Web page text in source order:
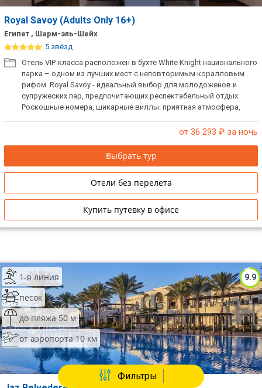
Royal Savoy (Adults Only 16+)
Египет , Шарм-эль-Шейх
5 звёзд
Отель VIP-класса расположен в бухте White Knight национального
парка – одном из лучших мест с неповторимым коралловым
рифом. Royal Savoy - идеальный выбор для молодоженов и
супружеских пар, предпочитающих респектабельный отдых.
Роскошные номера, шикарные виллы. приятная атмосфера,
от 36 293 ₽ за ночь
Выбрать тур
Отели без перелета
Купить путевку в офисе
9.9
1-я линия
песок
до пляжа 50 м
от аэропорта 10 км
Фильтры